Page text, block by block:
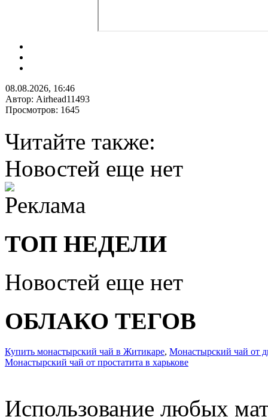
08.08.2026, 16:46
Автор: Airhead11493
Просмотров: 1645
Читайте также:
Новостей еще нет
ТОП НЕДЕЛИ
Новостей еще нет
ОБЛАКО ТЕГОВ
Купить монастырский чай в Житикаре, Монастырский чай от
Монастырский чай от простатита в харькове
Использование любых